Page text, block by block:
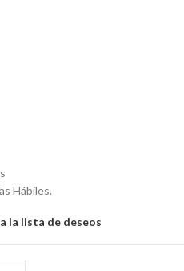
Hábiles.
la lista de deseos